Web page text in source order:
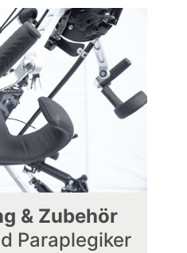
& Zubehör
Paraplegiker